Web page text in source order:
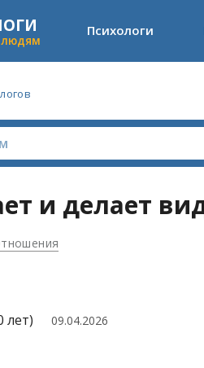
людям
Психологи
и делает
лет) 09.04.2026